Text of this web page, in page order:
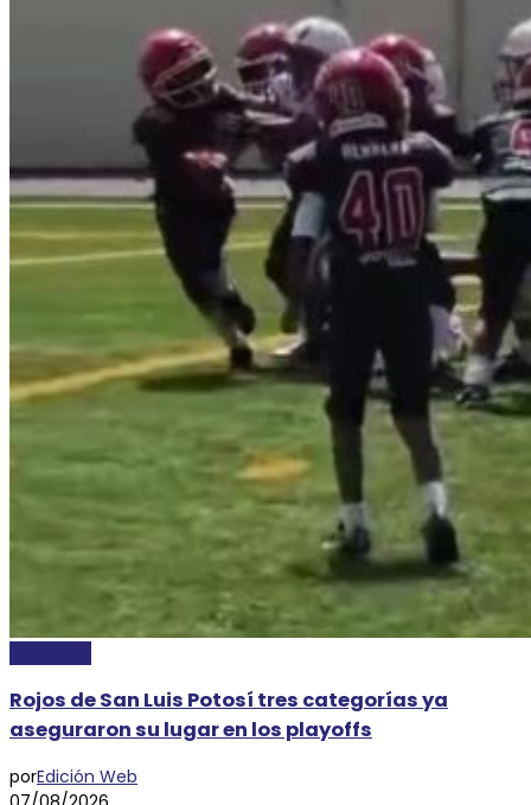
Rojos de San Luis Potosí tres categorías ya
aseguraron su lugar en los playoffs
porEdición Web